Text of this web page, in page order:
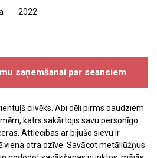
2022
saņemšanai par seansiem
cilvēks. Abi dēli pirms daudziem
katrs sakārtojis savu personīgo
Attiecības ar bijušo sievu ir
viena otra dzīve. Savācot metāllūžņus